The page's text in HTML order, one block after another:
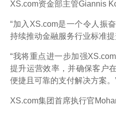
XS.com资金部主管Giannis
“加入XS.com是一个令人振
持续推动金融服务行业标准
“我将重点进一步加强
提升运营效率，并确保客户
便捷且可靠的支付解决方案。
XS.com集团首席执行官